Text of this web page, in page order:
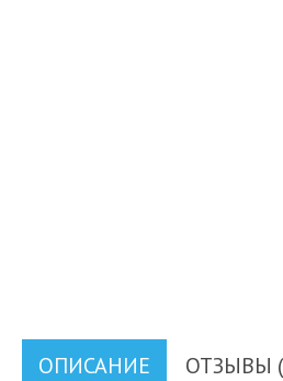
ОПИСАНИЕ
ОТЗЫВЫ